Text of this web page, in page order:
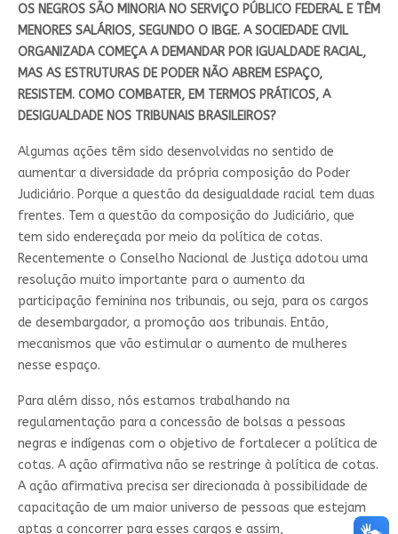
OS NEGROS SÃO MINORIA NO SERVIÇO PÚBLICO FEDERAL E TÊM
MENORES SALÁRIOS, SEGUNDO O IBGE. A SOCIEDADE CIVIL
ORGANIZADA COMEÇA A DEMANDAR POR IGUALDADE RACIAL,
MAS AS ESTRUTURAS DE PODER NÃO ABREM ESPAÇO,
RESISTEM. COMO COMBATER, EM TERMOS PRÁTICOS, A
DESIGUALDADE NOS TRIBUNAIS BRASILEIROS?
Algumas ações têm sido desenvolvidas no sentido de
aumentar a diversidade da própria composição do Poder
Judiciário. Porque a questão da desigualdade racial tem duas
frentes. Tem a questão da composição do Judiciário, que
tem sido endereçada por meio da política de cotas.
Recentemente o Conselho Nacional de Justiça adotou uma
resolução muito importante para o aumento da
participação feminina nos tribunais, ou seja, para os cargos
de desembargador, a promoção aos tribunais. Então,
mecanismos que vão estimular o aumento de mulheres
nesse espaço.
Para além disso, nós estamos trabalhando na
regulamentação para a concessão de bolsas a pessoas
negras e indígenas com o objetivo de fortalecer a política de
cotas. A ação afirmativa não se restringe à política de cotas.
A ação afirmativa precisa ser direcionada à possibilidade de
capacitação de um maior universo de pessoas que estejam
aptas a concorrer para esses cargos e assim,